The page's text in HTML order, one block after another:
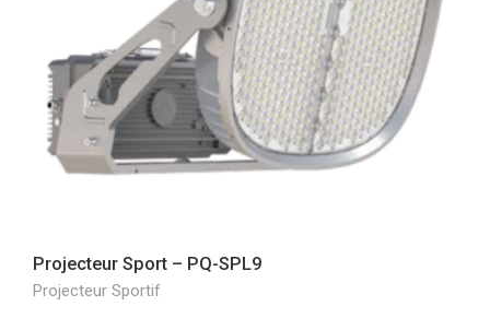
Projecteur Sport – PQ-SPL9
Projecteur Sportif